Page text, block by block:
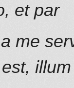
et par
me
illum